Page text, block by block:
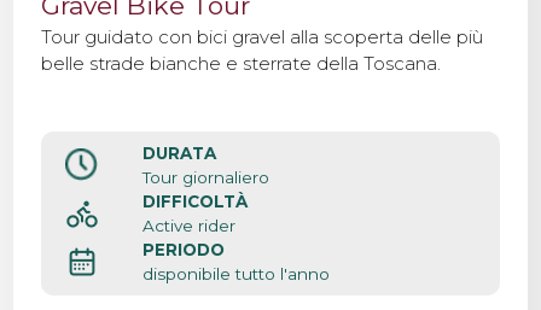
Tour guidato con bici gravel alla scoperta delle più
belle strade bianche e sterrate della Toscana.
DURATA
Tour giornaliero
DIFFICOLTÀ
Active rider
PERIODO
disponibile tutto l'anno